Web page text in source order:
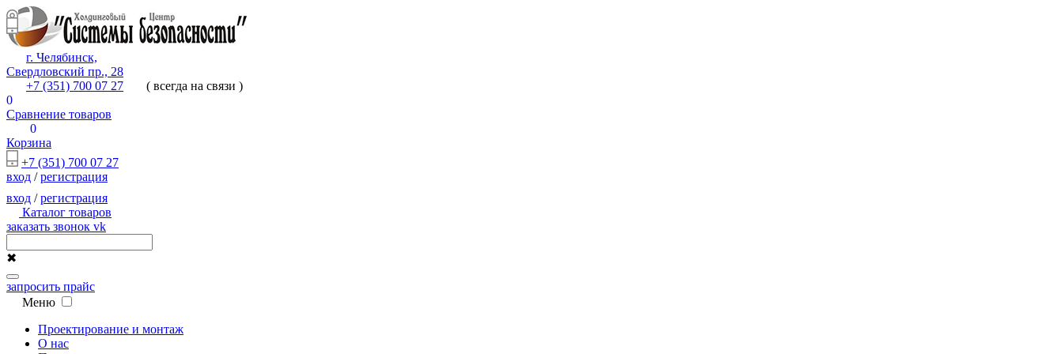
г. Челябинск,
Свердловский пр., 28
+7 (351) 700 07 27
( всегда на связи )
0
Сравнение товаров
0
Корзина
+7 (351) 700 07 27
вход /регистрация
вход /регистрация
Каталог товаров
заказать звонок vk
✖
запросить прайс
Меню
Проектирование и монтаж
О нас